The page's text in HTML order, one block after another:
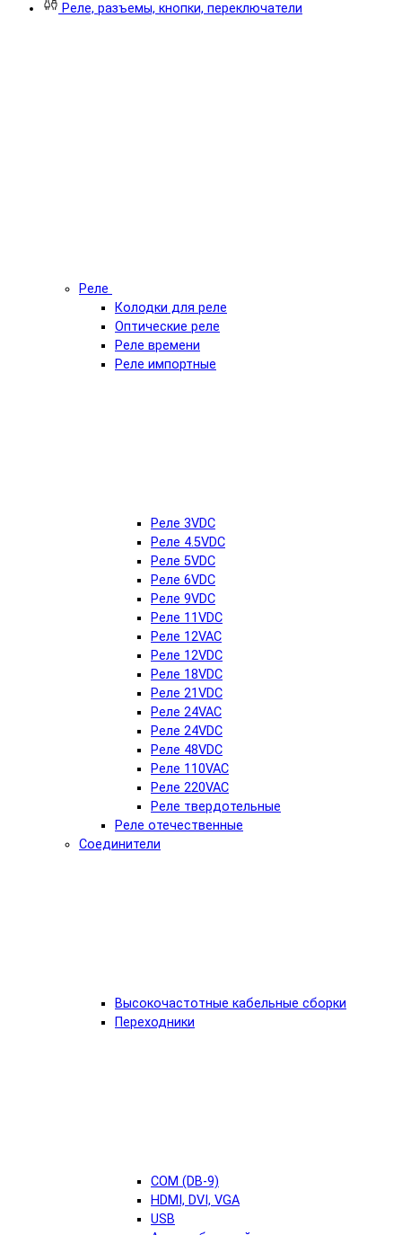
Реле, разъемы, кнопки, переключатели
Реле
Колодки для реле
Оптические реле
Реле времени
Реле импортные
Реле 3VDC
Реле 4.5VDC
Реле 5VDC
Реле 6VDC
Реле 9VDC
Реле 11VDC
Реле 12VAC
Реле 12VDC
Реле 18VDC
Реле 21VDC
Реле 24VAC
Реле 24VDC
Реле 48VDC
Реле 110VAC
Реле 220VAC
Реле твердотельные
Реле отечественные
Соединители
Высокочастотные кабельные сборки
Переходники
COM (DB-9)
HDMI, DVI, VGA
USB